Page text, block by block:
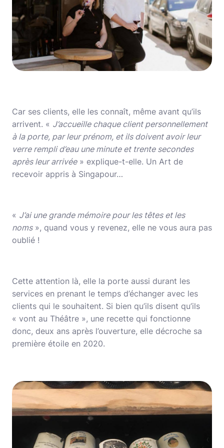
Car ses clients, elle les connaît, même avant qu’ils
arrivent. « J’accueille chaque client personnellement
à la porte, par leur prénom, et ils doivent avoir leur
verre rempli d’eau une minute et trente secondes
après leur arrivée» explique-t-elle. Un Art de
recevoir appris à Singapour…
« J’ai une grande mémoire pour les têtes et les
noms», quand vous y revenez, elle ne vous aura pas
oublié !
Cette attention là, elle la porte aussi durant les
services en prenant le temps d’échanger avec les
clients qui le souhaitent. Si bien qu’ils disent qu’ils
« vont au Théâtre », une recette qui fonctionne
donc, deux ans après l’ouverture, elle décroche sa
première étoile en 2020.